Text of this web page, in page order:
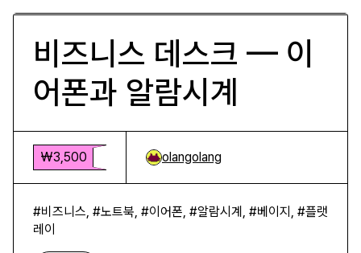
비즈니스 데스크 — 이
어폰과 알람시계
₩3,500 olangolang
#비즈니스, #노트북, #이어폰, #알람시계, #베이지, #플랫
레이